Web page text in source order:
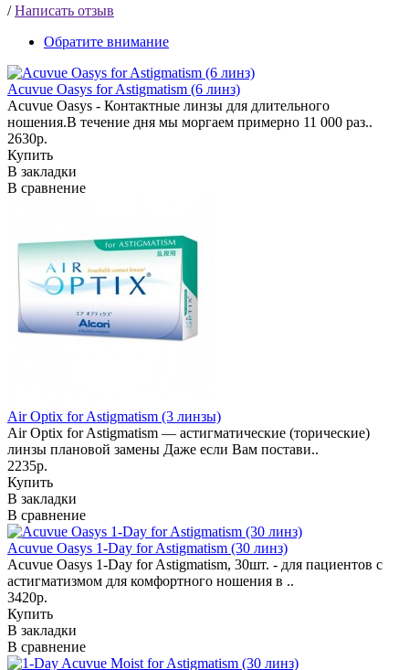
/Написать отзыв
Обратите внимание
Acuvue Oasys for Astigmatism (6 линз)
Acuvue Oasys - Контактные линзы для длительного
ношения.В течение дня мы моргаем примерно 11 000 раз..
2630р.
Купить
В закладки
В сравнение
Air Optix for Astigmatism (3 линзы)
Air Optix for Astigmatism — астигматические (торические)
линзы плановой замены Даже если Вам постави..
2235р.
Купить
В закладки
В сравнение
Acuvue Oasys 1-Day for Astigmatism (30 линз)
Acuvue Oasys 1-Day for Astigmatism, 30шт. - для пациентов с
астигматизмом для комфортного ношения в ..
3420р.
Купить
В закладки
В сравнение